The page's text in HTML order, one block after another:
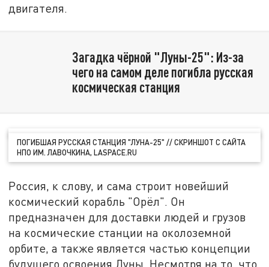
двигателя.
Загадка чёрной "Луны-25": Из-за
чего на самом деле погибла русская
космическая станция
ПОГИБШАЯ РУССКАЯ СТАНЦИЯ "ЛУНА-25" // СКРИНШОТ С САЙТА
НПО ИМ. ЛАВОЧКИНА, LASPACE.RU
Россия, к слову, и сама строит новейший
космический корабль "Орёл". Он
предназначен для доставки людей и грузов
на космические станции на околоземной
орбите, а также является частью концепции
будущего освоения Луны. Несмотря на то, что